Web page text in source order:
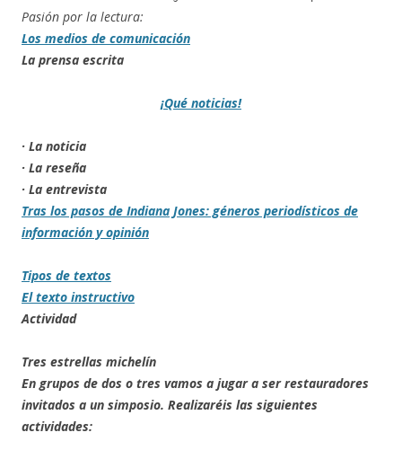
Pasión por la lectura:
Los medios de comunicación
La prensa escrita
¡Qué noticias!
· La noticia
· La reseña
· La entrevista
Tras los pasos de Indiana Jones: géneros periodísticos de
información y opinión
Tipos de textos
El texto instructivo
Actividad
Tres estrellas michelín
En grupos de dos o tres vamos a jugar a ser restauradores
invitados a un simposio. Realizaréis las siguientes
actividades: